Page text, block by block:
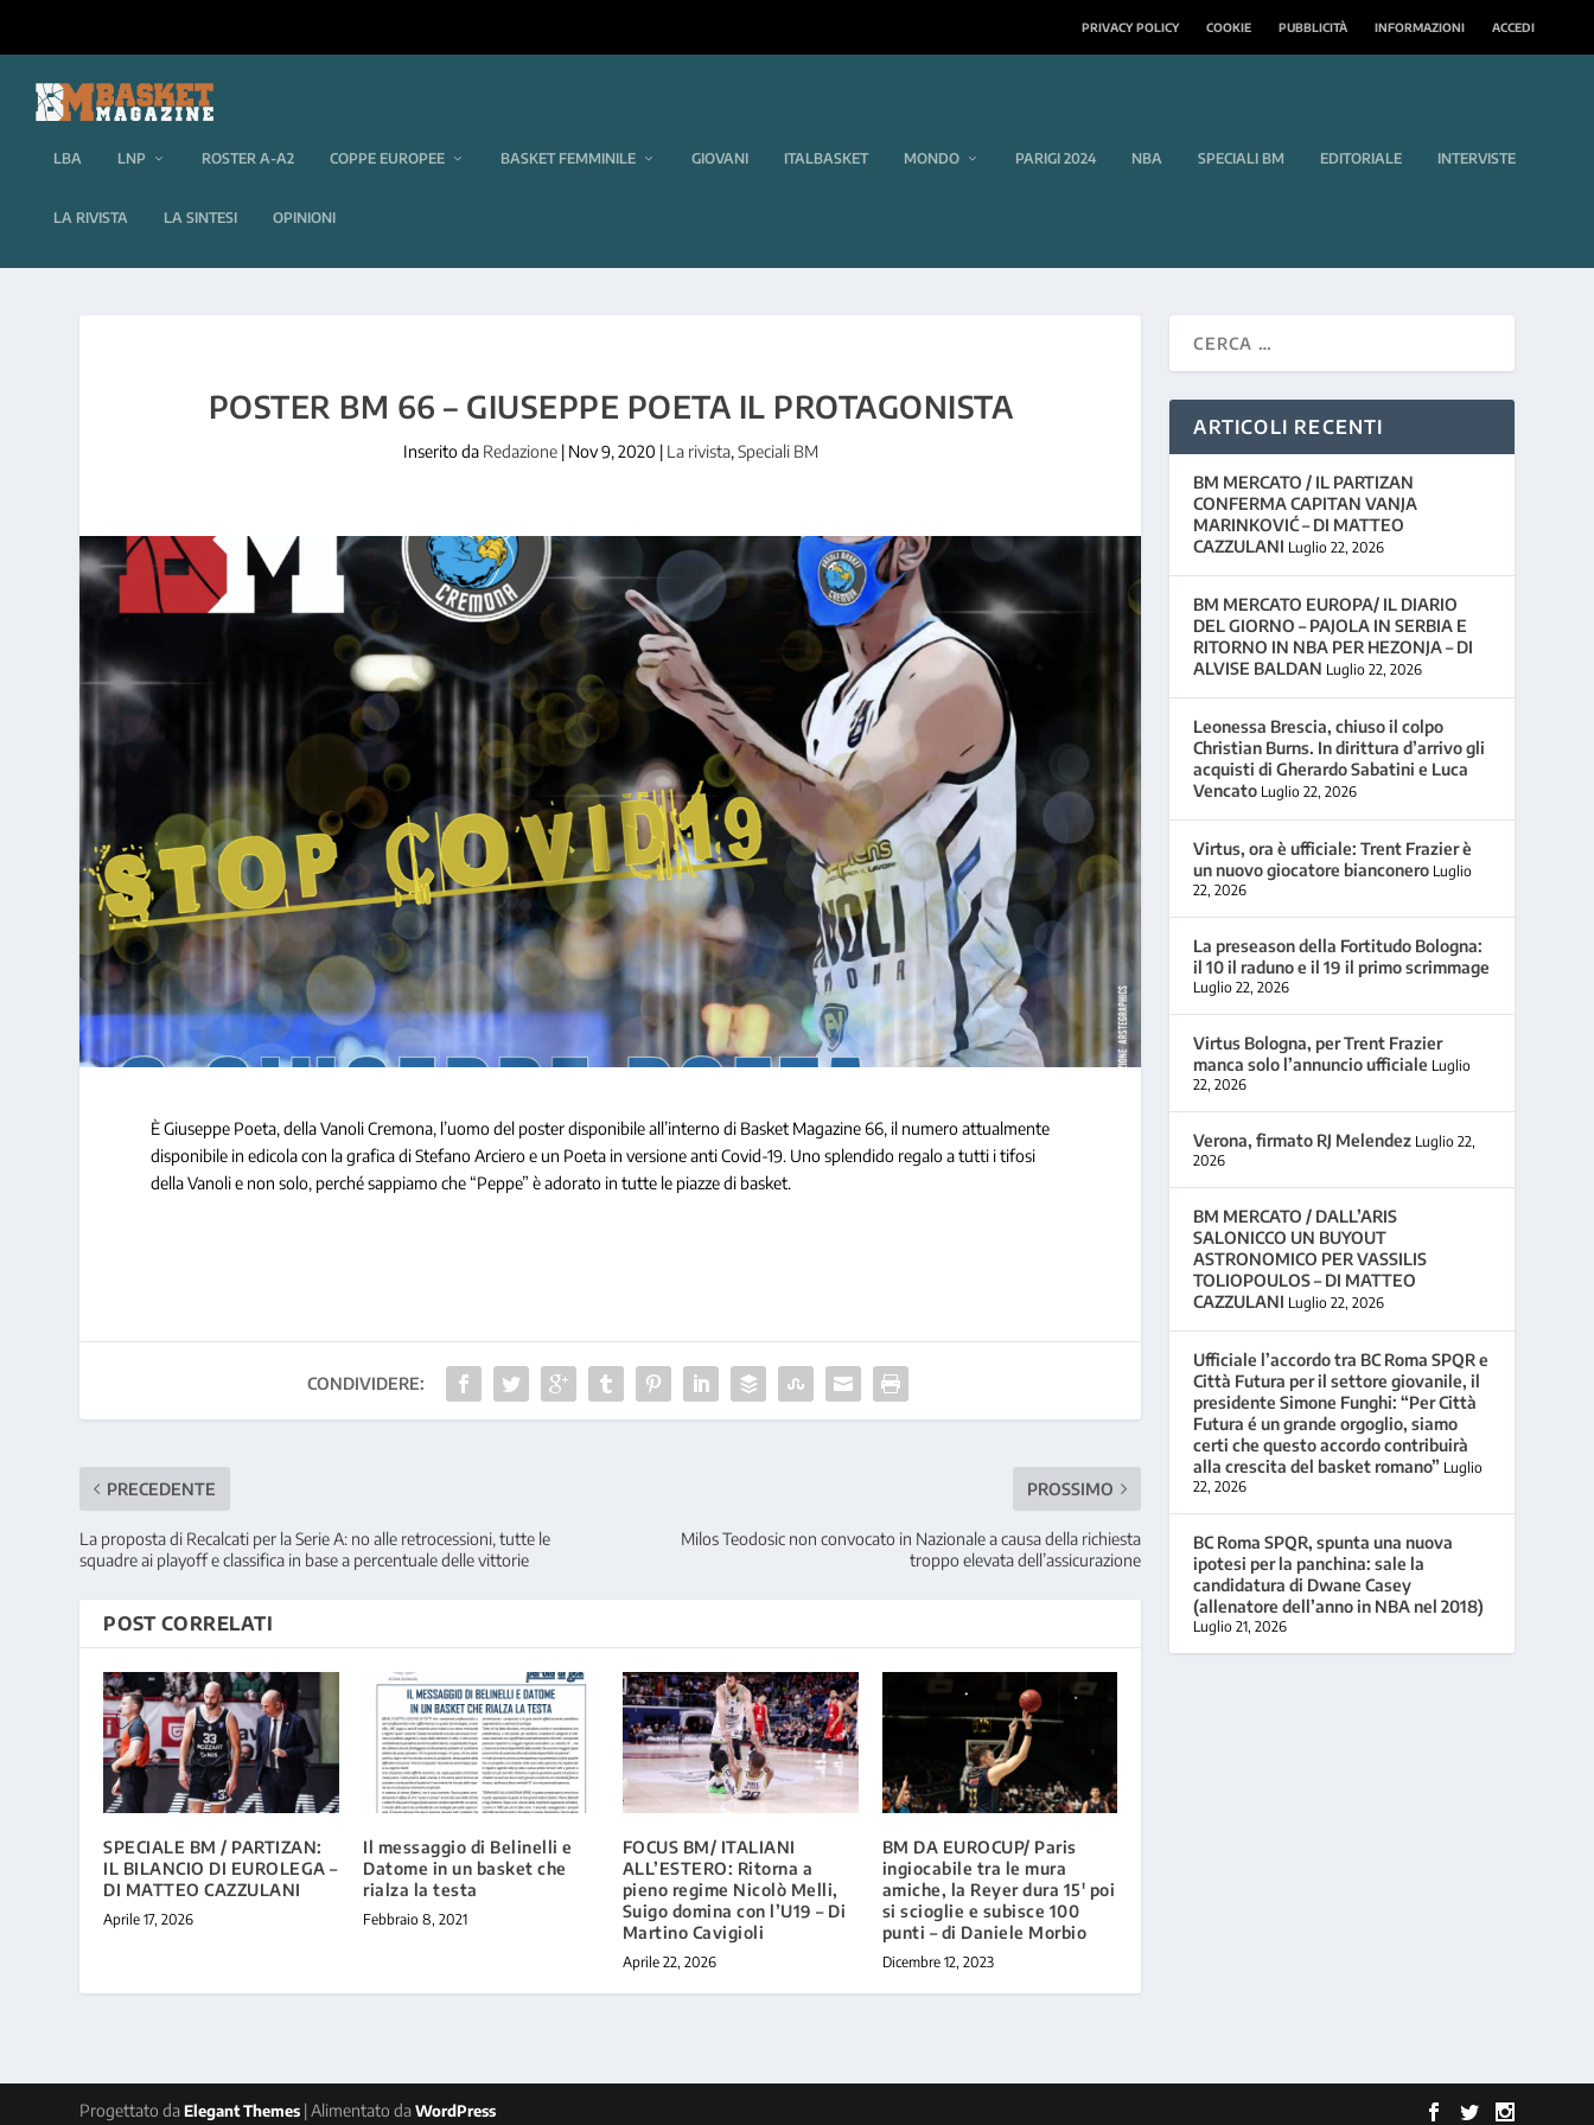
PRIVACY POLICY COOKIE PUBBLICITÀ INFORMAZIONI ACCEDI
LBA LNP ROSTER A-A2 COPPE EUROPEE BASKET FEMMINILE GIOVANI ITALBASKET MONDO PARIGI 2024 NBA SPECIALI BM EDITORIALE INTERVISTE
LA RIVISTA LA SINTESI OPINIONI
POSTER BM 66 – GIUSEPPE POETA IL PROTAGONISTA
Inserito da Redazione| Nov 9, 2020 | La rivista, Speciali BM
È Giuseppe Poeta, della Vanoli Cremona, l’uomo del poster disponibile all’interno di Basket Magazine 66, il numero attualmente
disponibile in edicola con la grafica di Stefano Arciero e un Poeta in versione anti Covid-19. Uno splendido regalo a tutti i tifosi
della Vanoli e non solo, perché sappiamo che “Peppe” è adorato in tutte le piazze di basket.
CONDIVIDERE:
PRECEDENTE
La proposta di Recalcati per la Serie A: no alle retrocessioni, tutte le
squadre ai playoff e classifica in base a percentuale delle vittorie
PROSSIMO
Milos Teodosic non convocato in Nazionale a causa della richiesta
troppo elevata dell’assicurazione
POST CORRELATI
SPECIALE BM / PARTIZAN:
IL BILANCIO DI EUROLEGA –
DI MATTEO CAZZULANI
Aprile 17, 2026
Il messaggio di Belinelli e
Datome in un basket che
rialza la testa
Febbraio 8, 2021
FOCUS BM/ ITALIANI
ALL’ESTERO: Ritorna a
pieno regime Nicolò Melli,
Suigo domina con l’U19 – Di
Martino Cavigioli
Aprile 22, 2026
BM DA EUROCUP/ Paris
ingiocabile tra le mura
amiche, la Reyer dura 15′ poi
si scioglie e subisce 100
punti – di Daniele Morbio
Dicembre 12, 2023
ARTICOLI RECENTI
BM MERCATO / IL PARTIZAN
CONFERMA CAPITAN VANJA
MARINKOVIĆ – DI MATTEO
CAZZULANI Luglio 22, 2026
BM MERCATO EUROPA/ IL DIARIO
DEL GIORNO – PAJOLA IN SERBIA E
RITORNO IN NBA PER HEZONJA – DI
ALVISE BALDAN Luglio 22, 2026
Leonessa Brescia, chiuso il colpo
Christian Burns. In dirittura d’arrivo gli
acquisti di Gherardo Sabatini e Luca
Vencato Luglio 22, 2026
Virtus, ora è ufficiale: Trent Frazier è
un nuovo giocatore bianconero Luglio
22, 2026
La preseason della Fortitudo Bologna:
il 10 il raduno e il 19 il primo scrimmage
Luglio 22, 2026
Virtus Bologna, per Trent Frazier
manca solo l’annuncio ufficiale Luglio
22, 2026
Verona, firmato RJ Melendez Luglio 22,
2026
BM MERCATO / DALL’ARIS
SALONICCO UN BUYOUT
ASTRONOMICO PER VASSILIS
TOLIOPOULOS – DI MATTEO
CAZZULANI Luglio 22, 2026
Ufficiale l’accordo tra BC Roma SPQR e
Città Futura per il settore giovanile, il
presidente Simone Funghi: “Per Città
Futura é un grande orgoglio, siamo
certi che questo accordo contribuirà
alla crescita del basket romano” Luglio
22, 2026
BC Roma SPQR, spunta una nuova
ipotesi per la panchina: sale la
candidatura di Dwane Casey
(allenatore dell’anno in NBA nel 2018)
Luglio 21, 2026
Progettato daElegant Themes | Alimentato daWordPress